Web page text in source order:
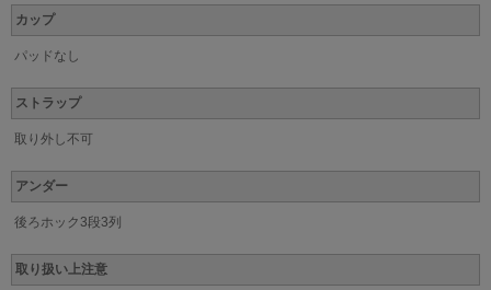
カップ
パッドなし
ストラップ
取り外し不可
アンダー
後ろホック3段3列
取り扱い上注意